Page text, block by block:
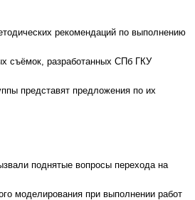
рекомендаций по выполнению
съёмок, разработанных СПб ГКУ
представят предложения по их
поднятые вопросы перехода на
моделирования при выполнении работ